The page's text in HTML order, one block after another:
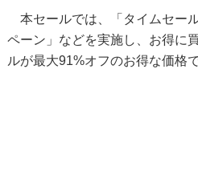
本セールでは、「タイムセー
ペーン」などを実施し、お得に
ルが最大91%オフのお得な価格